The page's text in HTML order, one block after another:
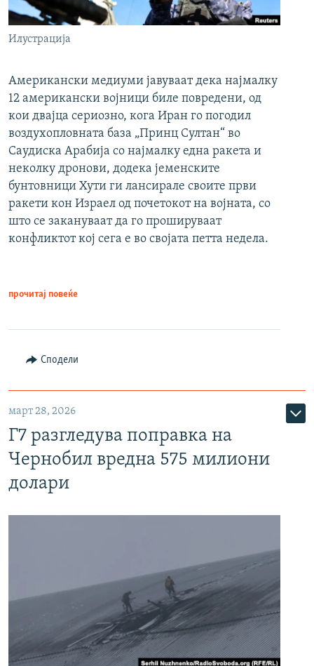
Илустрација
Американски медиуми јавуваат дека најмалку
12 американски војници биле повредени, од
кои двајца сериозно, кога Иран го погодил
воздухопловната база „Принц Султан“ во
Саудиска Арабија со најмалку една ракета и
неколку дронови, додека јеменските
бунтовници Хути ги лансирале своите први
ракети кон Израел од почетокот на војната, со
што се закануваат да го прошируваат
конфликтот кој сега е во својата петта недела.
прочитај повеќе
Сподели
март 28, 2026
Г7 разгледува поправка на
Чернобил вредна 575 милиони
долари